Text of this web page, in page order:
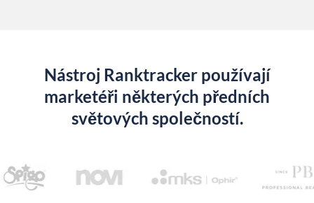
Nástroj Ranktracker používají
marketéři některých předních
světových společností.